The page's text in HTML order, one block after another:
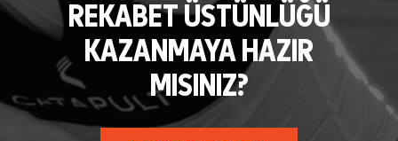
REKABET ÜSTÜNLÜĞÜ
KAZANMAYA HAZIR
MISINIZ?